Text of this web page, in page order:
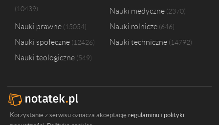
10439 Nauki medyczne 2370
Nauki prawne 15054 Nauki rolnicze 646
Nauki społeczne 12426 Nauki techniczne 14792
Nauki teologiczne 549
Korzystanie z serwisu oznacza akceptację regulaminu i polityki